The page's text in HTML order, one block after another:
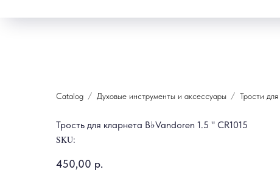
Catalog Духовые инструменты и аксессуары Трости
Трость для кларнета B♭Vandoren 1.5 " CR1015
SKU:
450,00 р.